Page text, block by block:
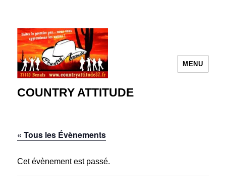
COUNTRY ATTITUDE
MENU
« Tous les Évènements
Cet évènement est passé.